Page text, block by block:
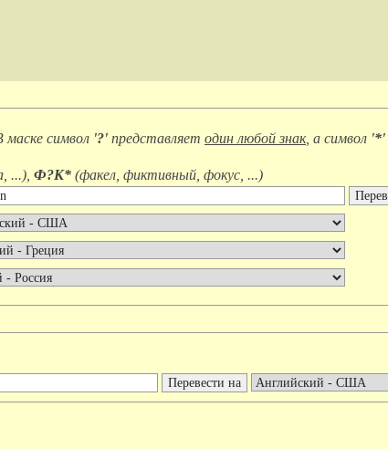
символ '?' представляет один любой знак, а символ '*'
...), Ф?К* (факел, фиктивный, фокус, ...)